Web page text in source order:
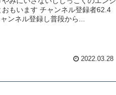
もいます チャンネル登録者62.4
ネル登録し普段から...
2022.03.28